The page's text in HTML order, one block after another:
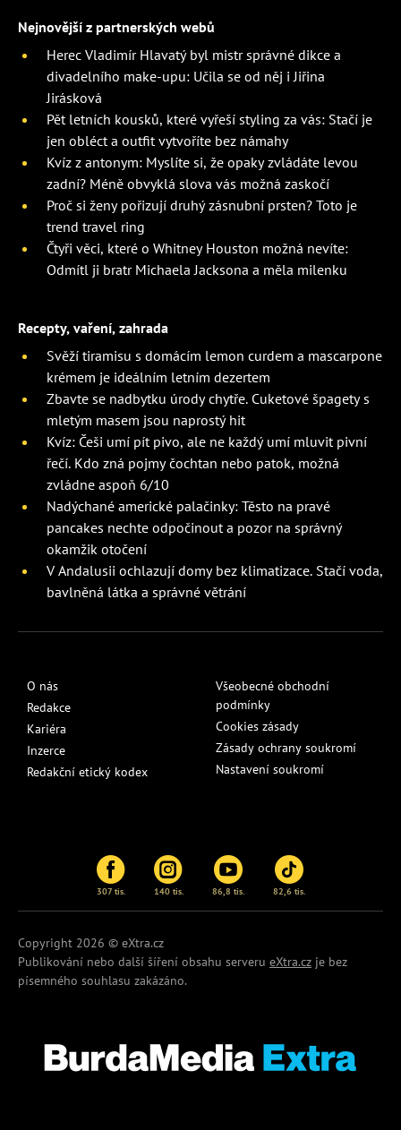
Nejnovější z partnerských webů
Herec Vladimír Hlavatý byl mistr správné dikce a
divadelního make-upu: Učila se od něj i Jiřina
Jirásková
Pět letních kousků, které vyřeší styling za vás: Stačí je
jen obléct a outfit vytvoříte bez námahy
Kvíz z antonym: Myslíte si, že opaky zvládáte levou
zadní? Méně obvyklá slova vás možná zaskočí
Proč si ženy pořizují druhý zásnubní prsten? Toto je
trend travel ring
Čtyři věci, které o Whitney Houston možná nevíte:
Odmítl ji bratr Michaela Jacksona a měla milenku
Recepty, vaření, zahrada
Svěží tiramisu s domácím lemon curdem a mascarpone
krémem je ideálním letním dezertem
Zbavte se nadbytku úrody chytře. Cuketové špagety s
mletým masem jsou naprostý hit
Kvíz: Češi umí pít pivo, ale ne každý umí mluvit pivní
řečí. Kdo zná pojmy čochtan nebo patok, možná
zvládne aspoň 6/10
Nadýchané americké palačinky: Těsto na pravé
pancakes nechte odpočinout a pozor na správný
okamžik otočení
V Andalusii ochlazují domy bez klimatizace. Stačí voda,
bavlněná látka a správné větrání
O nás
Redakce
Kariéra
Inzerce
Redakční etický kodex
Všeobecné obchodní
podmínky
Cookies zásady
Zásady ochrany soukromí
Nastavení soukromí
307 tis. 140 tis. 86,8 tis. 82,6 tis.
Copyright 2026 © eXtra.cz
Publikování nebo další šíření obsahu serveru eXtra.cz je bez
písemného souhlasu zakázáno.